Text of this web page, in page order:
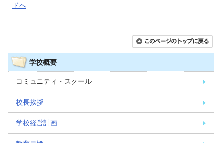
ドへ
学校概要
コミュニティ・スクール
校長挨拶
学校経営計画